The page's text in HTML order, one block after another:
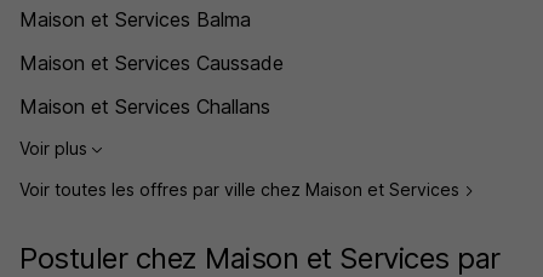
Maison et Services Balma
Maison et Services Caussade
Maison et Services Challans
Voir plus
Voir toutes les offres par ville chez Maison et Services
Postuler chez Maison et Services par